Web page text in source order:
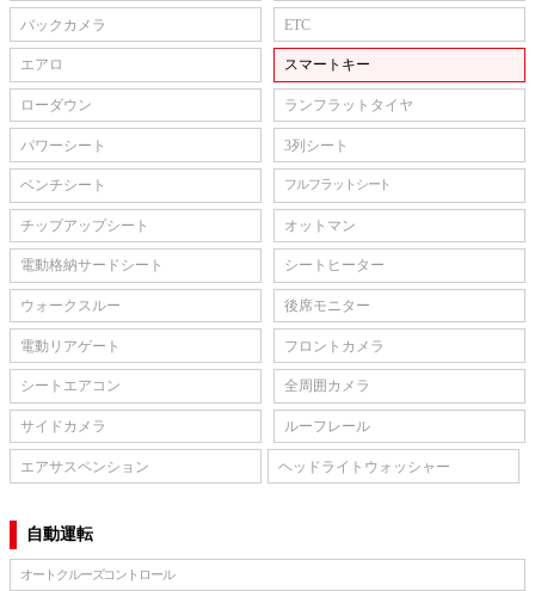
バックカメラ ETC
エアロ スマートキー
ローダウン ランフラットタイヤ
パワーシート 3列シート
ベンチシート フルフラットシート
チップアップシート オットマン
電動格納サードシート シートヒーター
ウォークスルー 後席モニター
電動リアゲート フロントカメラ
シートエアコン 全周囲カメラ
サイドカメラ ルーフレール
エアサスペンション ヘッドライトウォッシャー
自動運転
オートクルーズコントロール